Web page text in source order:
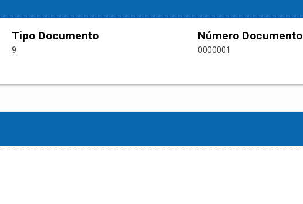
Tipo Documento
9
Número Documento
0000001